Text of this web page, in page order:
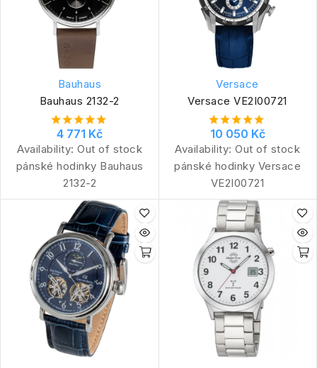
Bauhaus
Bauhaus 2132-2
4 771 Kč
Availability: Out of stock
pánské hodinky Bauhaus
2132-2
Versace
Versace VE2I00721
10 050 Kč
Availability: Out of stock
pánské hodinky Versace
VE2I00721